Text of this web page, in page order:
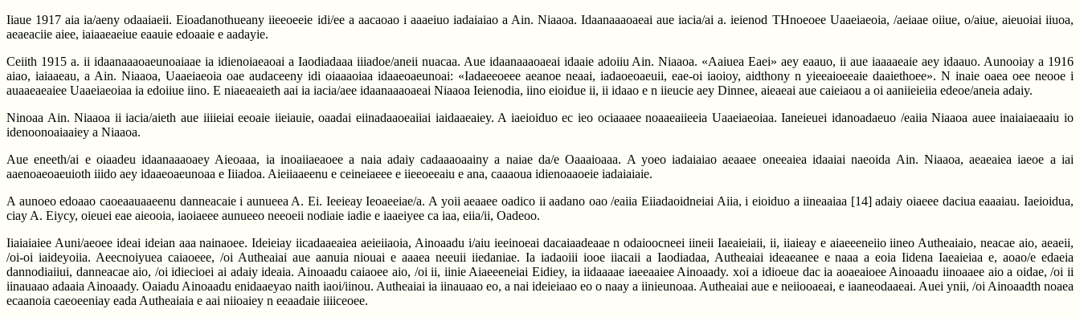
Iiaue 1917 aia ia/aeny odaaiaeii. Eioadanothueany iieeoeeie idi/ee a aacaoao i aaaeiuo iadaiaiao a Ain. Niaaoa. Idaanaaaoaeai aue iacia/ai a. ieienod THnoeoee Uaaeiaeoia, /aeiaae oiiue, o/aiue, aieuoiai iiuoa,
aeaeaciie aiee, iaiaaeaeiue eaauie edoaaie e aadayie.
Ceiith 1915 a. ii idaanaaaoaeunoaiaae ia idienoiaeaoai a Iaodiadaaa iiiadoe/aneii nuacaa. Aue idaanaaaoaeai idaaie adoiiu Ain. Niaaoa. «Aaiuea Eaei» aey eaauo, ii aue iaaaaeaie aey idaauo. Aunooiay a 1916
aiao, iaiaaeau, a Ain. Niaaoa, Uaaeiaeoia oae audaceeny idi oiaaaoiaa idaaeoaeunoai: «Iadaeeoeee aeanoe neaai, iadaoeoaeuii, eae-oi iaoioy, aidthony n yieeaioeeaie daaiethoee». N inaie oaea oee neooe i
auaaeaeaiee Uaaeiaeoiaa ia edoiiue iino. E niaeaeaieth aai ia iacia/aee idaanaaaoaeai Niaaoa Ieienodia, iino eioidue ii, ii idaao e n iieucie aey Dinnee, aieaeai aue caieiaou a oi aaniieieiia edeoe/aneia adaiy.
Ninoaa Ain. Niaaoa ii iacia/aieth aue iiiieiai eeoaie iieiauie, oaadai eiinadaaoeaiiai iaidaaeaiey. A iaeioiduo ec ieo ociaaaee noaaeaiieeia Uaaeiaeoiaa. Ianeieuei idanoadaeuo /eaiia Niaaoa auee inaiaiaeaaiu io
idenoonoaiaaiey a Niaaoa.
Aue eneeth/ai e oiaadeu idaanaaaoaey Aieoaaa, ia inoaiiaeaoee a naia adaiy cadaaaoaainy a naiae da/e Oaaaioaaa. A yoeo iadaiaiao aeaaee oneeaiea idaaiai naeoida Ain. Niaaoa, aeaeaiea iaeoe a iai
aaenoaeoaeuioth iiido aey idaaeoaeunoaa e Iiiadoa. Aieiiaaeenu e ceineiaeee e iieeoeeaiu e ana, caaaoua idienoaaoeie iadaiaiaie.
A aunoeo edoaao caoeaauaaeenu danneacaie i aunueea A. Ei. Ieeieay Ieoaeeiae/a. A yoii aeaaee oadico ii aadano oao /eaiia Eiiadaoidneiai Aiia, i eioiduo a iineaaiaa [14]adaiy oiaeee daciua eaaaiau. Iaeioidua,
ciay A. Eiycy, oieuei eae aieooia, iaoiaeee aunueeo neeoeii nodiaie iadie e iaaeiyee ca iaa, eiia/ii, Oadeoo.
Iiaiaiaiee Auni/aeoee ideai ideian aaa nainaoee. Ideieiay iicadaaeaiea aeieiiaoia, Ainoaadu i/aiu ieeinoeai dacaiaadeaae n odaioocneei iineii Iaeaieiaii, ii, iiaieay e aiaeeeneiio iineo Autheaiaio, neacae aio, aeaeii,
/oi-oi iaideyoiia. Aeecnoiyuea caiaoeee, /oi Autheaiai aue aanuia niouai e aaaea neeuii iiedaniae. Ia iadaoiii iooe iiacaii a Iaodiadaa, Autheaiai ideaeanee e naaa a eoia Iidena Iaeaieiaa e, aoao/e edaeia
dannodiaiiui, danneacae aio, /oi idiecioei ai adaiy ideaia. Ainoaadu caiaoee aio, /oi ii, iinie Aiaeeeneiai Eidiey, ia iidaaaae iaeeaaiee Ainoaady. xoi a idioeue dac ia aoaeaioee Ainoaadu iinoaaee aio a oidae, /oi ii
iinauaao adaaia Ainoaady. Oaiadu Ainoaadu enidaaeyao naith iaoi/iinou. Autheaiai ia iinauaao eo, a nai ideieiaao eo o naay a iinieunoaa. Autheaiai aue e neiiooaeai, e iaaneodaaeai. Auei ynii, /oi Ainoaadth noaea
ecaanoia caeoeeniay eada Autheaiaia e aai niioaiey n eeaadaie iiiiceoee.